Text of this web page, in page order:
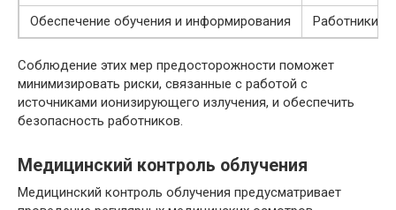
Обеспечение обучения и информирования
Работники
Соблюдение этих мер предосторожности поможет
минимизировать риски, связанные с работой с
источниками ионизирующего излучения, и обеспечить
безопасность работников.
Медицинский контроль облучения
Медицинский контроль облучения предусматривает